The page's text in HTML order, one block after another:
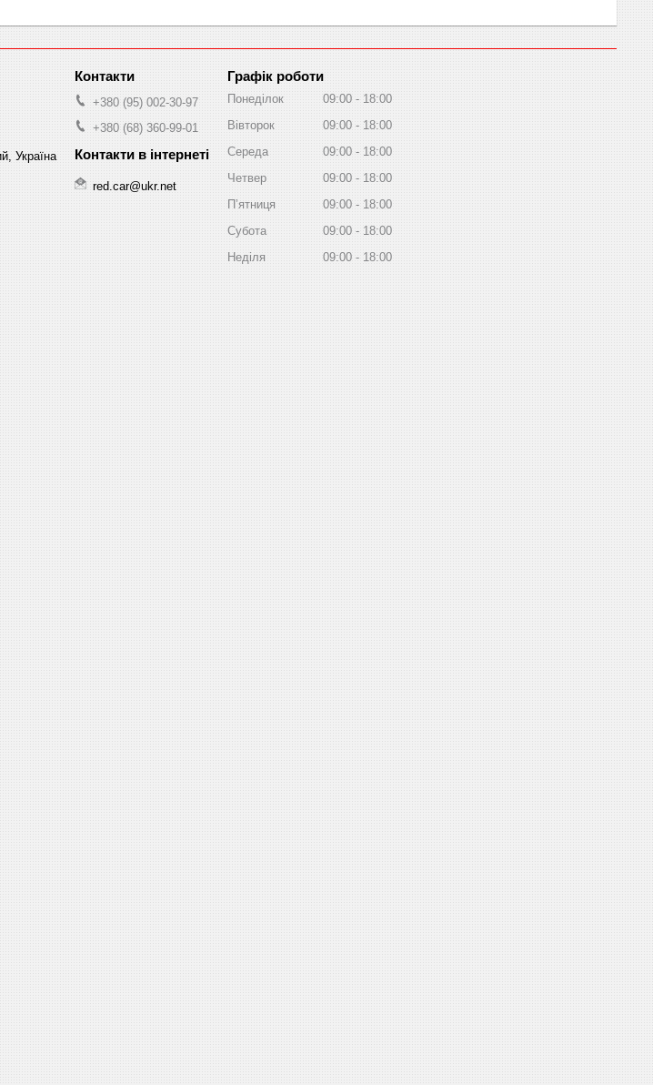
Україна
+380 (95) 002-30-97
+380 (68) 360-99-01
red.car@ukr.net
Графік роботи
Понеділок 09:00
18:00
Вівторок
09:00
18:00
Середа
09:00
18:00
Четвер
09:00
18:00
Пʼятниця
09:00
18:00
Субота
09:00
18:00
Неділя
09:00 18:00